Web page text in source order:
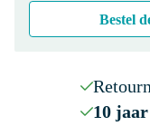
Bestel
10